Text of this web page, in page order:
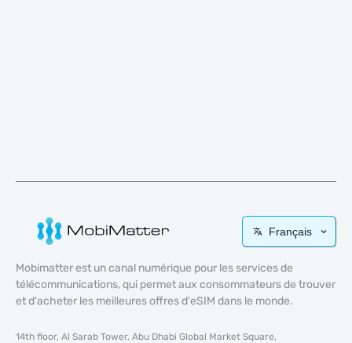
Français
Mobimatter est un canal numérique pour les services de
télécommunications, qui permet aux consommateurs de trouver
et d'acheter les meilleures offres d'eSIM dans le monde.
14th floor, Al Sarab Tower, Abu Dhabi Global Market Square,